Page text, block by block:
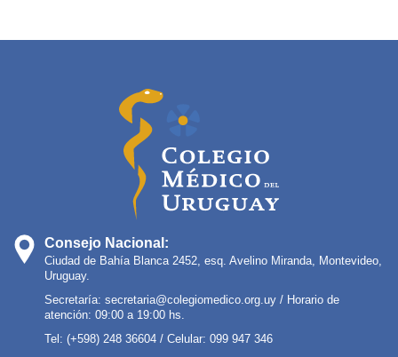
Consejo Nacional:
Ciudad de Bahía Blanca 2452, esq. Avelino Miranda, Montevideo,
Uruguay.
Secretaría: secretaria@colegiomedico.org.uy / Horario de
atención: 09:00 a 19:00 hs.
Tel: (+598) 248 36604 / Celular: 099 947 346